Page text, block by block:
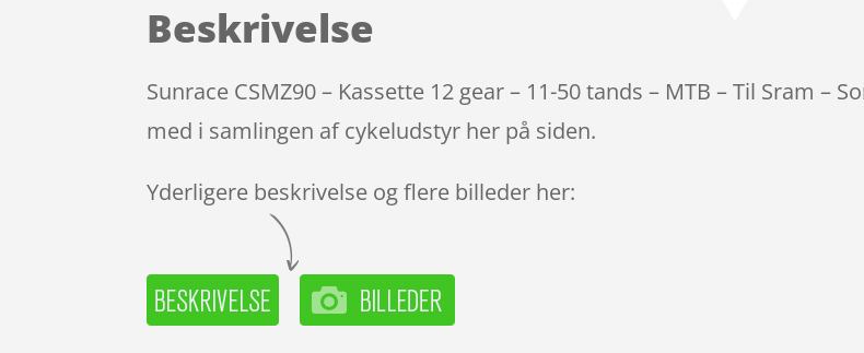
Beskrivelse
Sunrace CSMZ90 – Kassette 12 gear – 11-50 tands – MTB – Til Sram –
med i samlingen af cykeludstyr her på siden.
Yderligere beskrivelse og flere billeder her: